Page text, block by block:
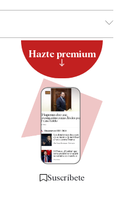
Hazte premium
Suscríbete